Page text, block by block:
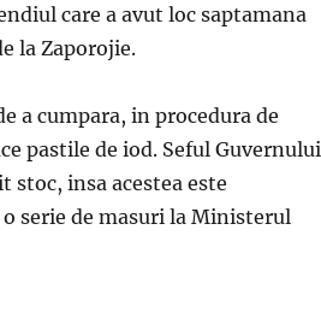
care a avut loc saptamana
la Zaporojie.
a cumpara, in procedura de
pastile de iod. Seful Guvernului
insa acestea este
serie de masuri la Ministerul